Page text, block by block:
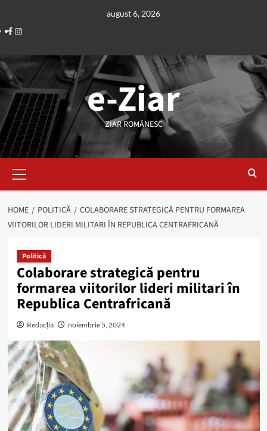
content
august 6, 2026
Facebook
Instagram
e-Ziar
ZIAR ROMÂNESC
Menu
HOME POLITICĂ
COLABORARE STRATEGICĂ PENTRU FORMAREA
VIITORILOR LIDERI MILITARI ÎN REPUBLICA CENTRAFRICANĂ
Politică
Colaborare strategică pentru
formarea viitorilor lideri militari în
Republica Centrafricană
Redacția noiembrie 5, 2024